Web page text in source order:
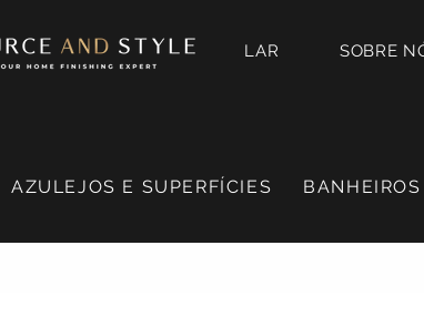
LAR SOBRE
AZULEJOS E SUPERFÍCIES BANHEIROS